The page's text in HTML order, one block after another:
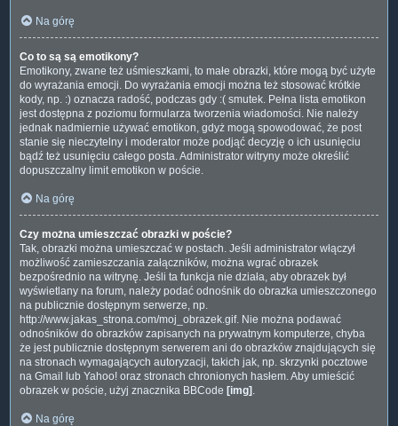
Na górę
Co to są są emotikony?
Emotikony, zwane też uśmieszkami, to małe obrazki, które mogą być użyte
do wyrażania emocji. Do wyrażania emocji można też stosować krótkie
kody, np. :) oznacza radość, podczas gdy :( smutek. Pełna lista emotikon
jest dostępna z poziomu formularza tworzenia wiadomości. Nie należy
jednak nadmiernie używać emotikon, gdyż mogą spowodować, że post
stanie się nieczytelny i moderator może podjąć decyzję o ich usunięciu
bądź też usunięciu całego posta. Administrator witryny może określić
dopuszczalny limit emotikon w poście.
Na górę
Czy można umieszczać obrazki w poście?
Tak, obrazki można umieszczać w postach. Jeśli administrator włączył
możliwość zamieszczania załączników, można wgrać obrazek
bezpośrednio na witrynę. Jeśli ta funkcja nie działa, aby obrazek był
wyświetlany na forum, należy podać odnośnik do obrazka umieszczonego
na publicznie dostępnym serwerze, np.
http://www.jakas_strona.com/moj_obrazek.gif. Nie można podawać
odnośników do obrazków zapisanych na prywatnym komputerze, chyba
że jest publicznie dostępnym serwerem ani do obrazków znajdujących się
na stronach wymagających autoryzacji, takich jak, np. skrzynki pocztowe
na Gmail lub Yahoo! oraz stronach chronionych hasłem. Aby umieścić
obrazek w poście, użyj znacznika BBCode [img].
Na górę